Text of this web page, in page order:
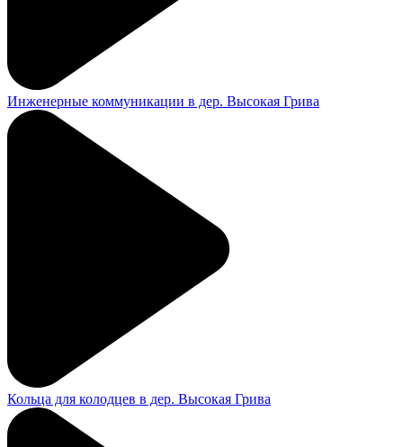
Инженерные коммуникации в дер. Высокая Грива
Кольца для колодцев в дер. Высокая Грива